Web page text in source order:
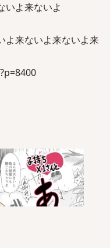
いよ来ないよ
よ来ないよ来ないよ来